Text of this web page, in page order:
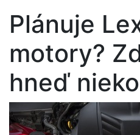
Plánuje
motory?
hneď